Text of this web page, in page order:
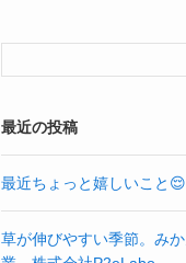
最近の投稿
最近ちょっと嬉しいこと
草が伸びやすい季節。み